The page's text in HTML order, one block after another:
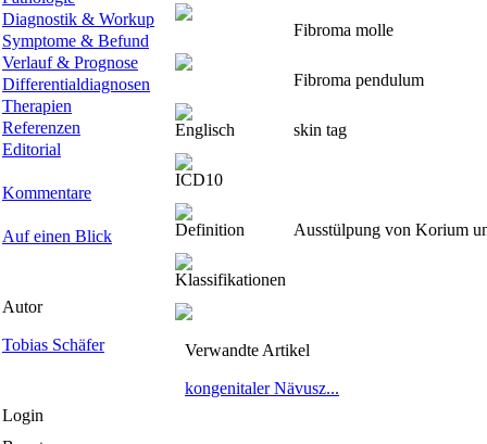
Diagnostik & Workup
Symptome & Befund
Verlauf & Prognose
Differentialdiagnosen
Therapien
Referenzen
Editorial
Kommentare
Auf einen Blick
Autor
Tobias Schäfer
Login
Fibroma molle
Fibroma pendulum
Englisch skin tag
ICD10
Definition Ausstülpung von Korium
Klassifikationen
Verwandte Artikel
kongenitaler Nävusz...